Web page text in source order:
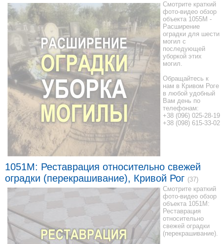
Смотрите краткий
фото-видео обзор
объекта 1055M -
Расширение
оградки для шести
могил с
последующей
уборкой этих
могил.
Обращайтесь к
нам в Кривом Роге
в любой удобный
Вам день по
телефонам:
+38 (096) 025-28-19
+38 (098) 615-33-02
1051M: Реставрация относительно свежей
оградки (перекрашивание), Кривой Рог (37)
Смотрите краткий
фото-видео обзор
объекта 1051M:
Реставрация
относительно
свежей оградки
(перекрашивание).